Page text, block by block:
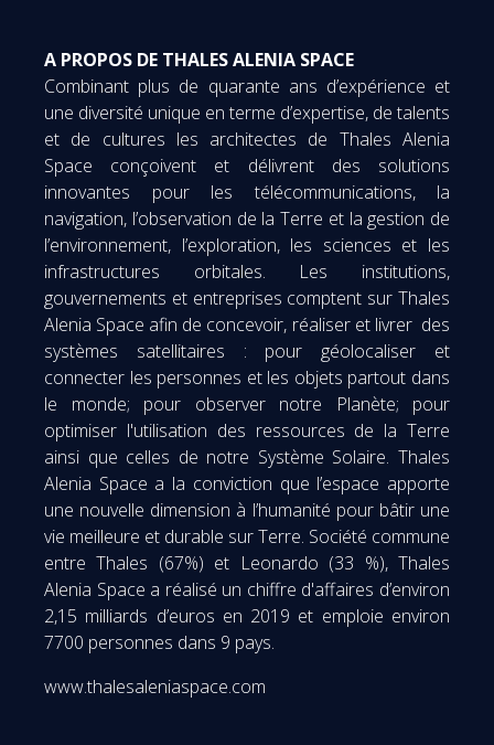
A PROPOS DE THALES ALENIA SPACE
Combinant plus de quarante ans d’expérience et
une diversité unique en terme d’expertise, de talents
et de cultures les architectes de Thales Alenia
Space conçoivent et délivrent des solutions
innovantes pour les télécommunications, la
navigation, l’observation de la Terre et la gestion de
l’environnement, l’exploration, les sciences et les
infrastructures orbitales. Les institutions,
gouvernements et entreprises comptent sur Thales
Alenia Space afin de concevoir, réaliser et livrer des
systèmes satellitaires : pour géolocaliser et
connecter les personnes et les objets partout dans
le monde; pour observer notre Planète; pour
optimiser l'utilisation des ressources de la Terre
ainsi que celles de notre Système Solaire. Thales
Alenia Space a la conviction que l’espace apporte
une nouvelle dimension à l’humanité pour bâtir une
vie meilleure et durable sur Terre. Société commune
entre Thales (67%) et Leonardo (33 %), Thales
Alenia Space a réalisé un chiffre d'affaires d’environ
2,15 milliards d’euros en 2019 et emploie environ
7700 personnes dans 9 pays.
www.thalesaleniaspace.com